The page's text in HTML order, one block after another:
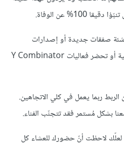
عن الوفاة.
صفقات جديدة أو إصدارات
جديدة أو ترسل لنا رسائل إلكترونية أو تحضر فعاليات Y Combinator
ربما يعمل في كلي الاتجاهين.
بشكل مُستمر فقد تتجنّب الفناء.
لعلّك لاحظت أنّ حضورك للعشاء كل